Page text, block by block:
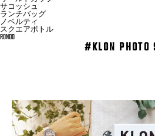
サコッシュ
ランチバッグ
ノベルティ
スクエアボトル
RONDO
#KLON PHOTO